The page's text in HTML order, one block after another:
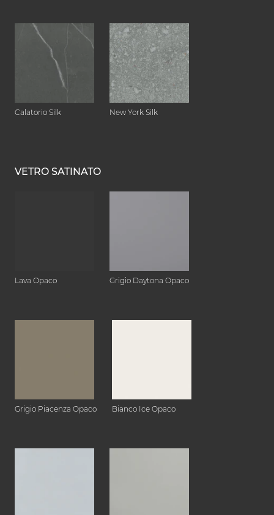
Calatorio Silk New York Silk
VETRO SATINATO
Lava Opaco Grigio Daytona Opaco
Grigio Piacenza Opaco Bianco Ice Opaco